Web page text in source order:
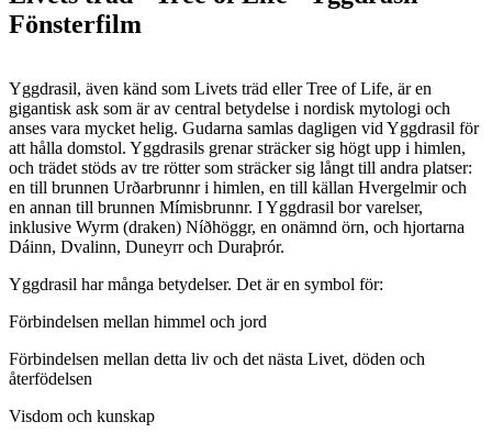
Fönsterfilm
Yggdrasil, även känd som Livets träd eller Tree of Life, är en
gigantisk ask som är av central betydelse i nordisk mytologi och
anses vara mycket helig. Gudarna samlas dagligen vid Yggdrasil för
att hålla domstol. Yggdrasils grenar sträcker sig högt upp i himlen,
och trädet stöds av tre rötter som sträcker sig långt till andra platser:
en till brunnen Urðarbrunnr i himlen, en till källan Hvergelmir och
en annan till brunnen Mímisbrunnr. I Yggdrasil bor varelser,
inklusive Wyrm (draken) Níðhöggr, en onämnd örn, och hjortarna
Dáinn, Dvalinn, Duneyrr och Duraþrór.
Yggdrasil har många betydelser. Det är en symbol för:
Förbindelsen mellan himmel och jord
Förbindelsen mellan detta liv och det nästa Livet, döden och
återfödelsen
Visdom och kunskap